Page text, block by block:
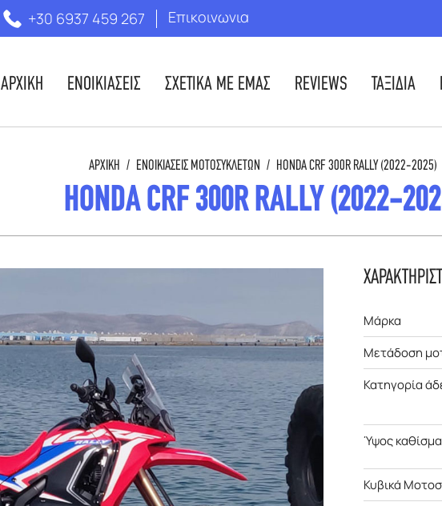
+30 6937 459 267 Επικοινωνια
ΑΡΧΙΚΗ ΕΝΟΙΚΙΑΣΕΙΣ ΣΧΕΤΙΚΑ ΜΕ ΕΜΑΣ REVIEWS ΤΑΞΙΔΙΑ
ΑΡΧΙΚΉ / ΕΝΟΙΚΙΆΣΕΙΣ ΜΟΤΟΣΥΚΛΕΤΏΝ / HONDA CRF 300R RALLY (2022-2025)
HONDA CRF 300R RALLY (2022-
Μάρκα
Μετάδοση
Κατηγορία
Ύψος
Κυβικά